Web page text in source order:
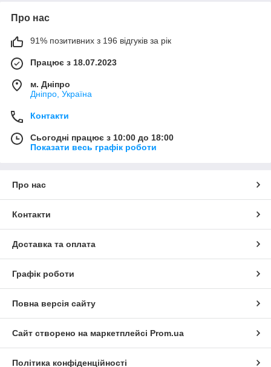
Про нас
91% позитивних з 196 відгуків за рік
Працює з 18.07.2023
м. Дніпро
Дніпро, Україна
Контакти
Сьогодні працює з 10:00 до 18:00
Показати весь графік роботи
Про нас
Контакти
Доставка та оплата
Графік роботи
Повна версія сайту
Сайт створено на маркетплейсі Prom.ua
Політика конфіденційності